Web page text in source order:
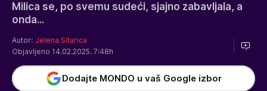
Milica se, po svemu sudeći, sjajno zabavljala, a
onda...
Autor: Jelena Sitarica
Objavljeno 14.02.2025. 7:48h
Dodajte MONDO u vaš Google izbor